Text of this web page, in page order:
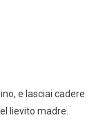
e lasciai cadere
lievito madre.